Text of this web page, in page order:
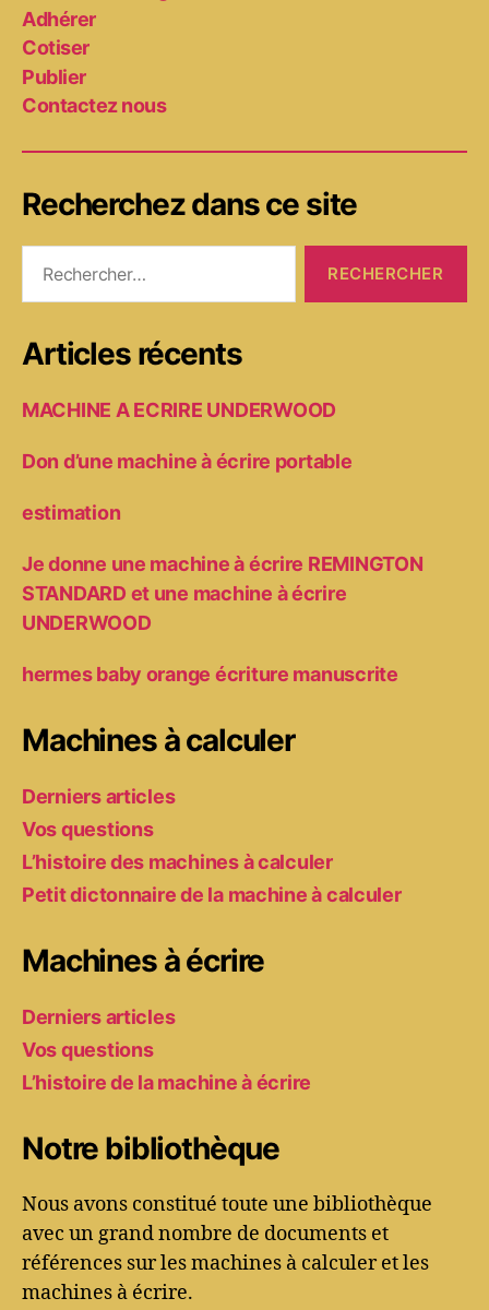
Adhérer
Cotiser
Publier
Contactez nous
Recherchez dans ce site
Articles récents
MACHINE A ECRIRE UNDERWOOD
Don d’une machine à écrire portable
estimation
Je donne une machine à écrire REMINGTON
STANDARD et une machine à écrire
UNDERWOOD
hermes baby orange écriture manuscrite
Machines à calculer
Derniers articles
Vos questions
L’histoire des machines à calculer
Petit dictonnaire de la machine à calculer
Machines à écrire
Derniers articles
Vos questions
L’histoire de la machine à écrire
Notre bibliothèque
Nous avons constitué toute une bibliothèque
avec un grand nombre de documents et
références sur les machines à calculer et les
machines à écrire.